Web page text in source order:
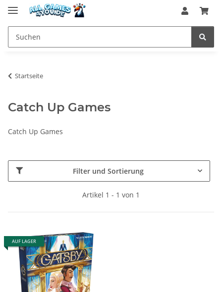
Startseite
Catch Up Games
Catch Up Games
Filter und Sortierung
Artikel 1 - 1 von 1
AUF LAGER